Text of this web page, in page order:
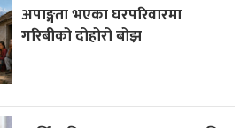
अपाङ्गता भएका घरपरिवारमा
गरिबीको दोहोरो बोझ